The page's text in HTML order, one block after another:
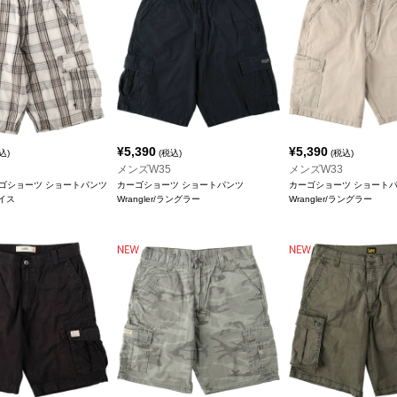
)
ショーツ ショートパンツ
ス
¥5,390 (税込)
メンズW35
カーゴショーツ ショートパンツ
Wrangler/ラングラー
¥5,390 (税込)
メンズW33
カーゴショーツ ショート
Wrangler/ラングラー